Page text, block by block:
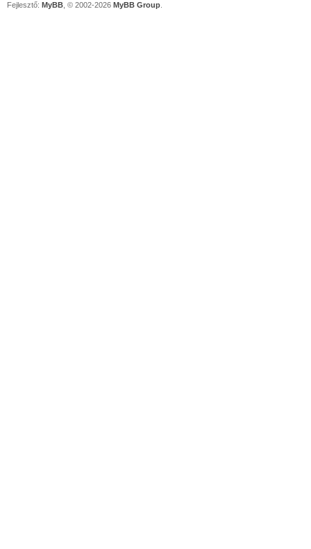
Fejlesztő: MyBB , © 2002-2026 MyBB Group